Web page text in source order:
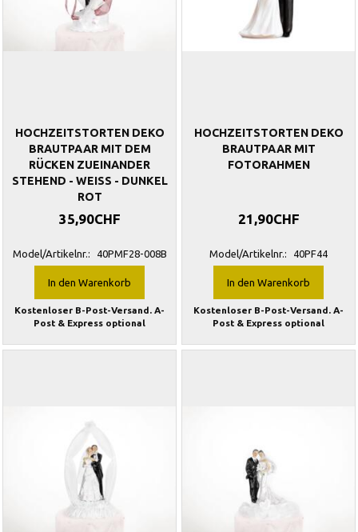
HOCHZEITSTORTEN DEKO
BRAUTPAAR MIT DEM
RÜCKEN ZUEINANDER
STEHEND - WEISS - DUNKEL
ROT
35,90CHF
Model/Artikelnr.: 40PMF28-008B
In den Warenkorb
Kostenloser B-Post-Versand. A-
Post & Express optional
HOCHZEITSTORTEN DEKO
BRAUTPAAR MIT
FOTORAHMEN
21,90CHF
Model/Artikelnr.: 40PF44
In den Warenkorb
Kostenloser B-Post-Versand. A-
Post & Express optional